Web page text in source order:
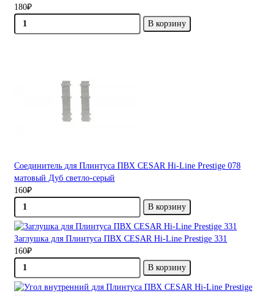
180₽
В корзину
Соединитель для Плинтуса ПВХ CESAR Hi-Line Prestige 078
матовый Дуб светло-серый
160₽
В корзину
Заглушка для Плинтуса ПВХ CESAR Hi-Line Prestige 331
160₽
В корзину